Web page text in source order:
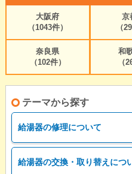
大阪府
（1043件）
京
（
奈良県
（102件）
和
（
テーマから探す
給湯器の修理について
給湯器の交換・取り替えにつ